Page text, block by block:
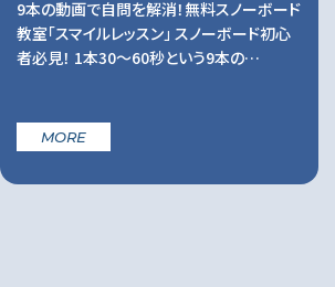
9本の動画で自問を解消！無料スノーボード
教室「スマイルレッスン」 スノーボード初心
者必見！ 1本30～60秒という9本の…
MORE